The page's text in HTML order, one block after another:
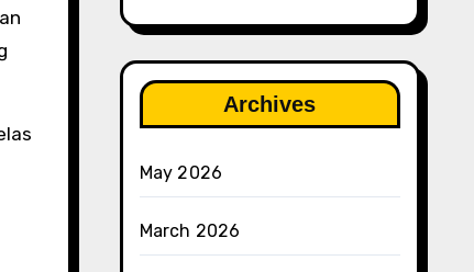
Archives
May 2026
March 2026